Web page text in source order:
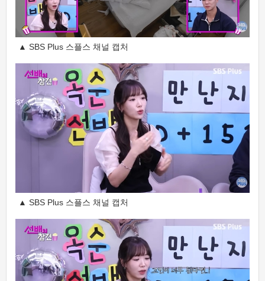
▲ SBS Plus 스플스 채널 캡처
▲ SBS Plus 스플스 채널 캡처